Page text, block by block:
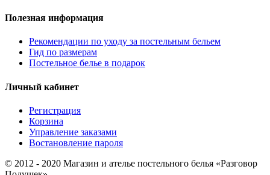
Полезная информация
Рекомендации по уходу за постельным бельем
Гид по размерам
Постельное белье в подарок
Личный кабинет
Регистрация
Корзина
Управление заказами
Востановление пароля
© 2012 - 2020 Магазин и ателье постельного белья «Разговор